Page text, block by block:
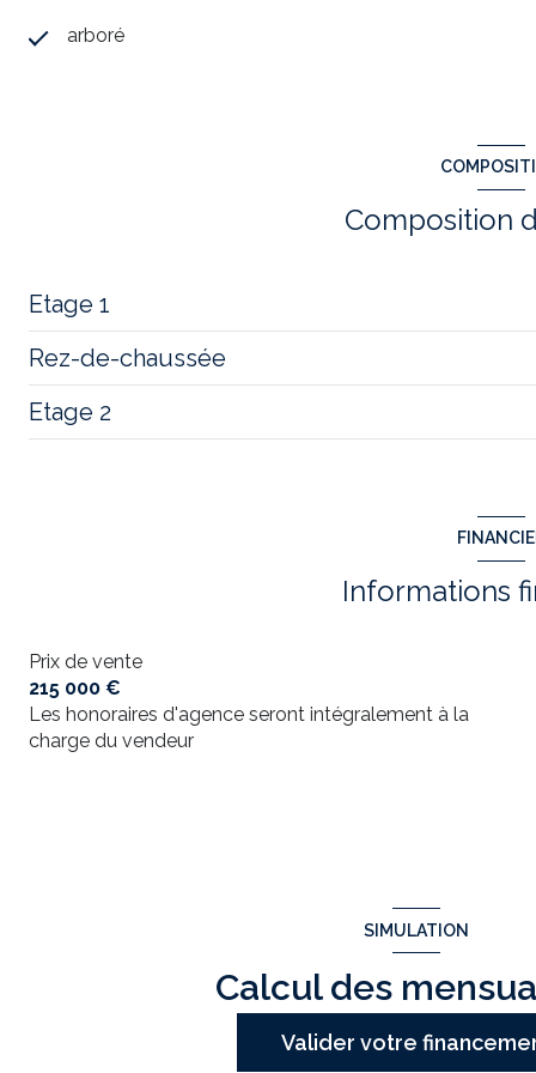
arboré
Composition
Etage 1
chambre
chambre
Rez-de-chaussée
salon/sejour
Etage 2
Informations
Prix de vente
215 000 €
Les honoraires d'agence seront intégralement à la
charge du vendeur
SIMULATION
Calcul des
Valider votre